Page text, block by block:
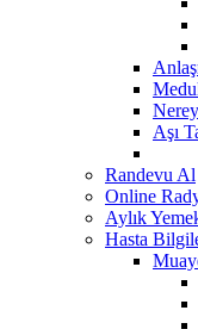
Aşı
Randevu Al
Online
Aylık
Hasta